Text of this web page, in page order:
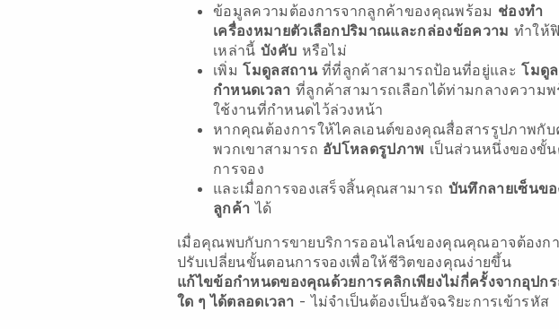
ข้อมูลความต้องการจากลูกค้าของคุณพร้อม ช่องทำ
เครื่องหมายตัวเลือกปริมาณและกล่องข้อความ ทำให้
เหล่านี้ บังคับ หรือไม่
เพิ่มโมดูลสถานที่ที่ลูกค้าสามารถป้อนที่อยู่และโมดูล
กำหนดเวลา ที่ลูกค้าสามารถเลือกได้ท่ามกลางความพ
ใช้งานที่กำหนดไว้ล่วงหน้า
หากคุณต้องการให้ไคลเอนต์ของคุณสื่อสารรูปภาพกั
พวกเขาสามารถ อัปโหลดรูปภาพ เป็นส่วนหนึ่งของขั้
การจอง
และเมื่อการจองเสร็จสิ้นคุณสามารถ บันทึกลายเซ็นขอ
ลูกค้า ได้
เมื่อคุณพบกับการขายบริการออนไลน์ของคุณคุณอาจต้องก
ปรับเปลี่ยนขั้นตอนการจองเพื่อให้ชีวิตของคุณง่ายขึ้น
แก้ไขข้อกำหนดของคุณด้วยการคลิกเพียงไม่กี่ครั้งจากอุปก
ใด ๆ ได้ตลอดเวลา - ไม่จำเป็นต้องเป็นอัจฉริยะการเข้ารหัส